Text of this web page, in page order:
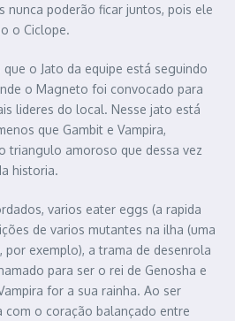
nunca poderão ficar juntos, pois ele
o Ciclope.
o Jato da equipe está seguindo
o Magneto foi convocado para
lideres do local. Nesse jato está
que Gambit e Vampira,
triangulo amoroso que dessa vez
historia.
varios eater eggs (a rapida
de varios mutantes na ilha (uma
por exemplo), a trama de desenrola
para ser o rei de Genosha e
for a sua rainha. Ao ser
com o coração balançado entre